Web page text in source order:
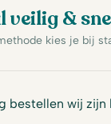
veilig &
kies je bij
bestellen wij zijn